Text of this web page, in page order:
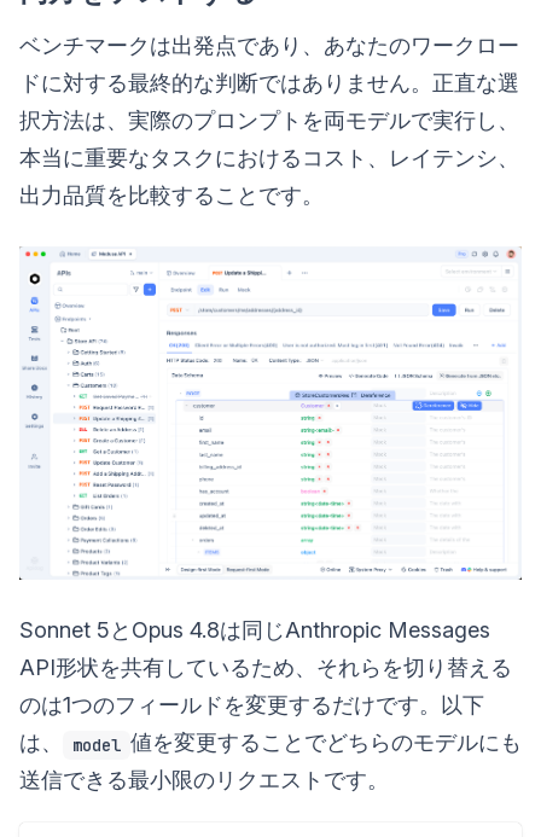
ベンチマークは出発点であり、あなたのワークロー
ドに対する最終的な判断ではありません。正直な選
択方法は、実際のプロンプトを両モデルで実行し、
本当に重要なタスクにおけるコスト、レイテンシ、
出力品質を比較することです。
Sonnet 5とOpus 4.8は同じAnthropic Messages
API形状を共有しているため、それらを切り替える
のは1つのフィールドを変更するだけです。以下
は、
model 値を変更することでどちらのモデルにも
送信できる最小限のリクエストです。